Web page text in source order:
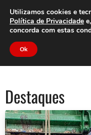
Clube do
Destaques
Utilizamos cookies e
Política de Privacidade
concorda com estas
Ok